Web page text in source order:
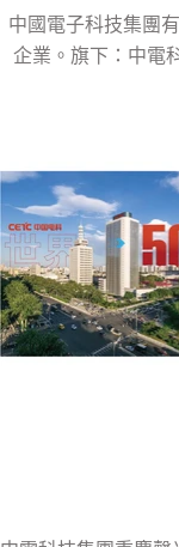
中國電子科技集團
企業。旗下：中電